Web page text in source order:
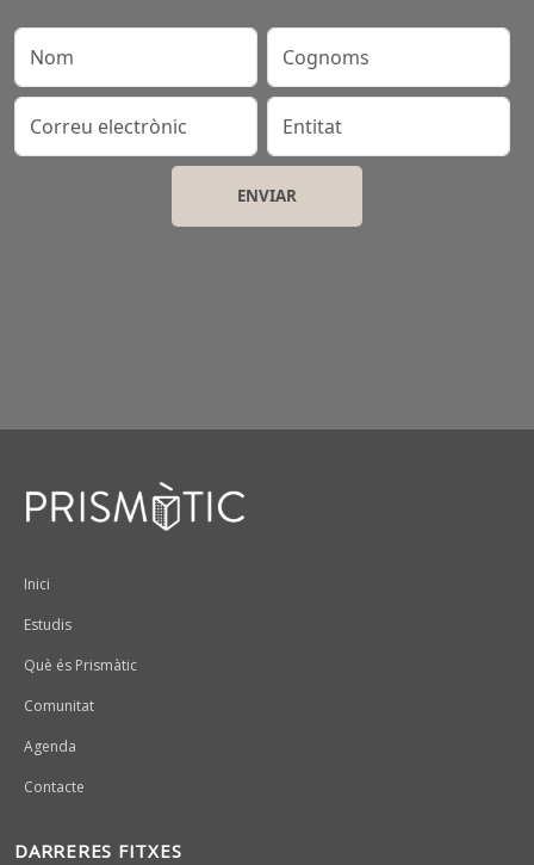
Nom Cognoms
Correu electrònic Entitat
Peu
Inici
Estudis
Què és Prismàtic
Comunitat
Agenda
Contacte
DARRERES FITXES